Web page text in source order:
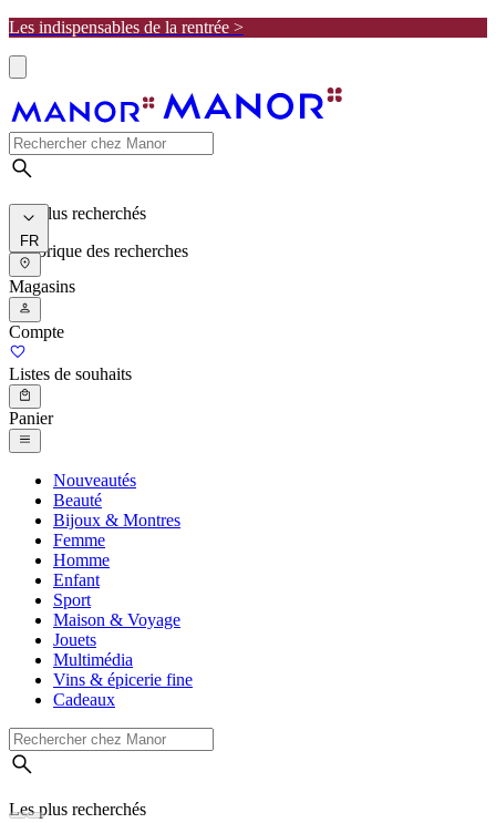
Les indispensables de la rentrée >
Les plus recherchés
Historique des recherches
FR
Magasins
Compte
Listes de souhaits
Panier
Nouveautés
Beauté
Bijoux & Montres
Femme
Homme
Enfant
Sport
Maison & Voyage
Jouets
Multimédia
Vins & épicerie fine
Cadeaux
Les plus recherchés